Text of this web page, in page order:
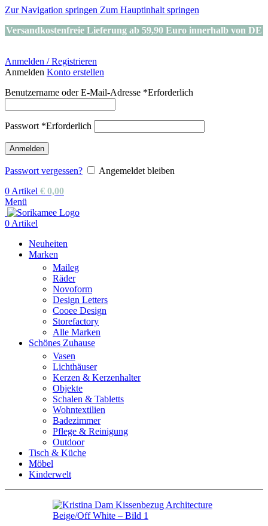
Zur Navigation springen Zum Hauptinhalt springen
Versandkostenfreie Lieferung ab 59,90 Euro innerhalb von DE
Anmelden / Registrieren
Anmelden Konto erstellen
Benutzername oder E-Mail-Adresse *Erforderlich
Passwort *Erforderlich
Anmelden
Passwort vergessen?
Angemeldet bleiben
0 Artikel € 0,00
Menü
0 Artikel
Neuheiten
Marken
Maileg
Räder
Novoform
Design Letters
Cooee Design
Storefactory
Alle Marken
Schönes Zuhause
Vasen
Lichthäuser
Kerzen & Kerzenhalter
Objekte
Schalen & Tabletts
Wohntextilien
Badezimmer
Pflege & Reinigung
Outdoor
Tisch & Küche
Möbel
Kinderwelt